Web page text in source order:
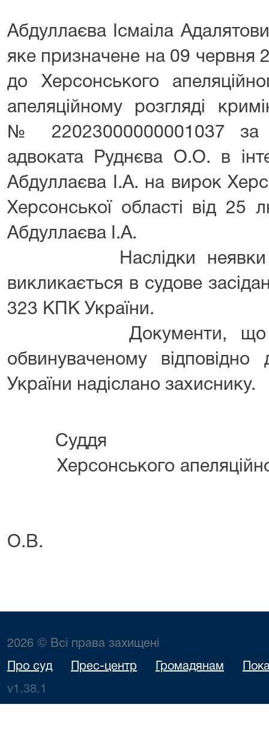
Абдуллаєва Ісмаіла
яке призначене на 09 червня
до Херсонського
апеляційному розгляді
№ 22023000000001037 за
адвоката Руднєва О.О. в
Абдуллаєва І.А. на вирок
Херсонської області від 25
Абдуллаєва І.А.
Наслідки неявки
викликається в судове
323 КПК України.
Документи, що
обвинуваченому
України надіслано захиснику.
Суддя
Херсонського
О.В.
2026 © Всі права захищені
Про суд Прес-центр Громадянам
v1.38.1